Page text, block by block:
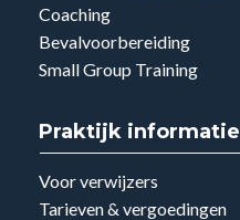
Coaching
Bevalvoorbereiding
Small Group Training
Praktijk informatie
Voor verwijzers
Tarieven & vergoedingen